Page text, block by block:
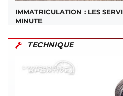
IMMATRICULATION : LES
MINUTE
TECHNIQUE